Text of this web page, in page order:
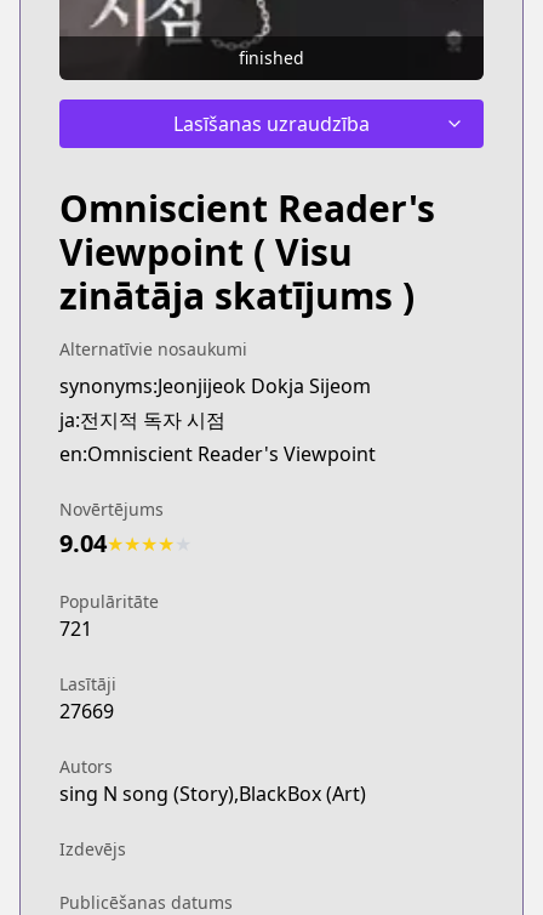
finished
Lasīšanas uzraudzība
Omniscient Reader's
Viewpoint ( Visu
zinātāja skatījums )
Alternatīvie nosaukumi
synonyms:Jeonjijeok Dokja Sijeom
ja:전지적 독자 시점
en:Omniscient Reader's Viewpoint
Novērtējums
9.04★★★★
Populāritāte
721
Lasītāji
27669
Autors
sing N song (Story),BlackBox (Art)
Izdevējs
Publicēšanas datums